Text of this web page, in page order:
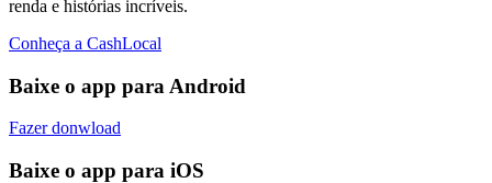
renda e histórias incríveis.
Conheça a CashLocal
Baixe o app para Android
Fazer donwload
Baixe o app para iOS